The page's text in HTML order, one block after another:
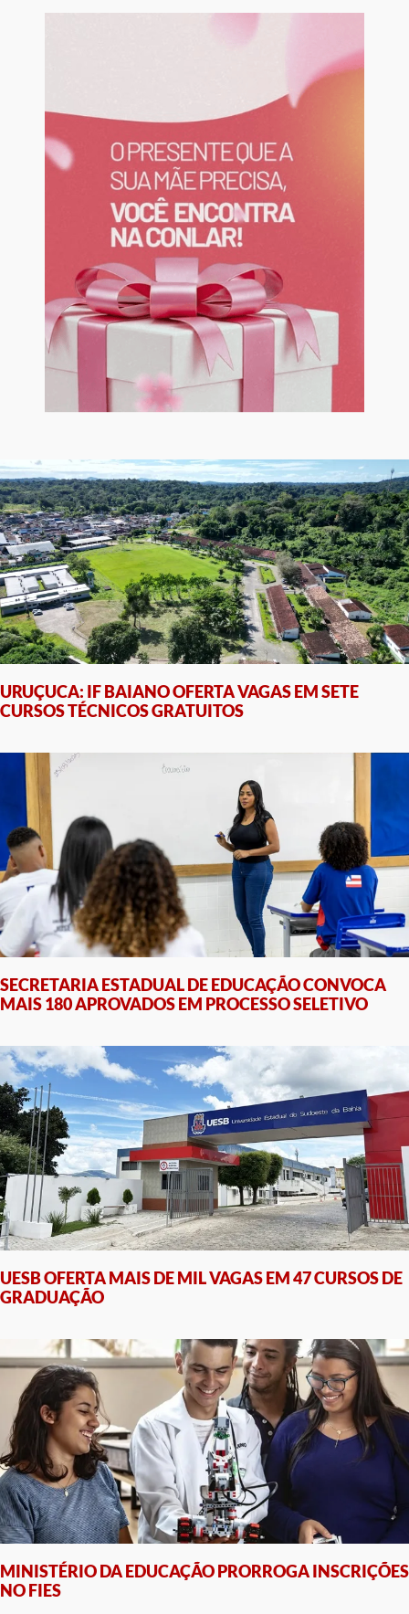
URUÇUCA: IF BAIANO OFERTA VAGAS EM SETE
CURSOS TÉCNICOS GRATUITOS
SECRETARIA ESTADUAL DE EDUCAÇÃO CONVOCA
MAIS 180 APROVADOS EM PROCESSO SELETIVO
UESB OFERTA MAIS DE MIL VAGAS EM 47 CURSOS DE
GRADUAÇÃO
MINISTÉRIO DA EDUCAÇÃO PRORROGA INSCRIÇÕES
NO FIES